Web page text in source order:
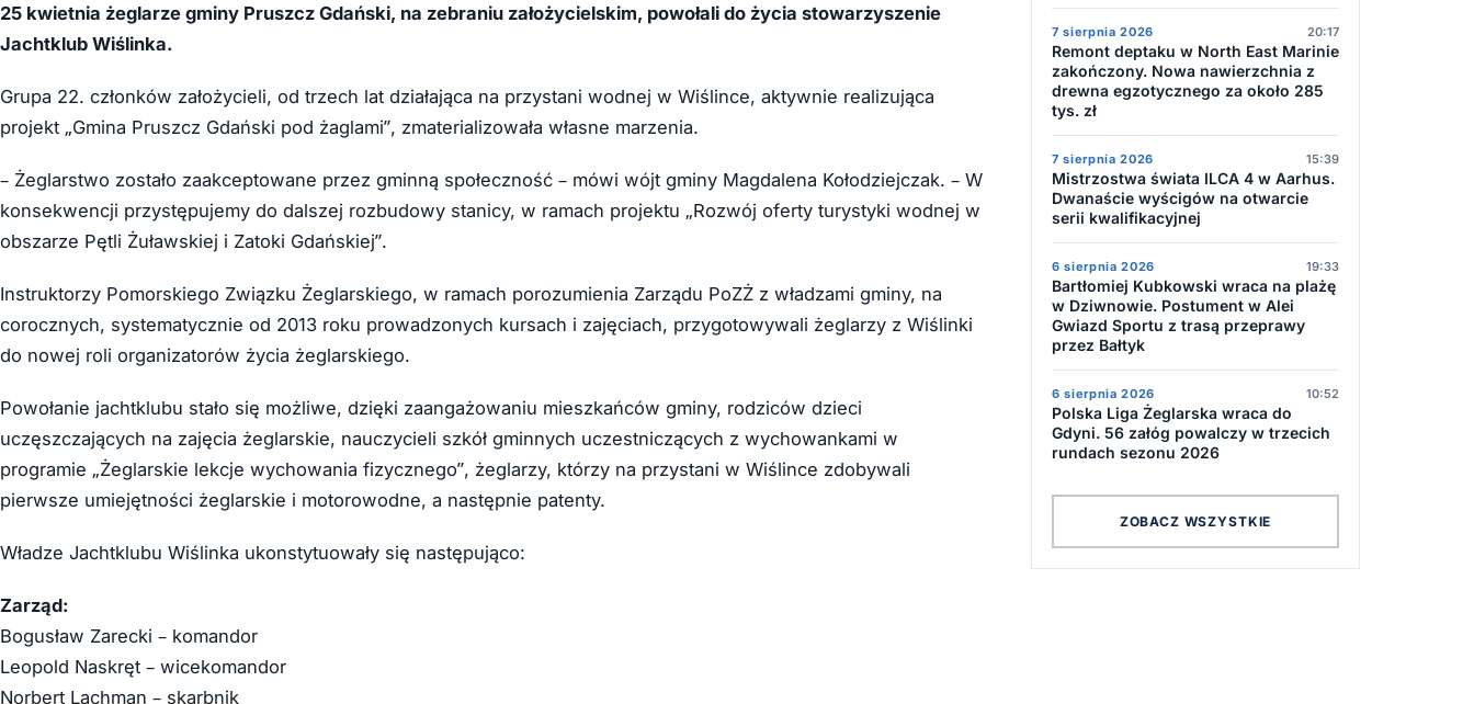
25 kwietnia żeglarze gminy Pruszcz Gdański, na zebraniu założycielskim, powołali do życia stowarzyszenie
Jachtklub Wiślinka.
Grupa 22. członków założycieli, od trzech lat działająca na przystani wodnej w Wiślince, aktywnie realizująca
projekt „Gmina Pruszcz Gdański pod żaglami”, zmaterializowała własne marzenia.
– Żeglarstwo zostało zaakceptowane przez gminną społeczność – mówi wójt gminy Magdalena Kołodziejczak. – W
konsekwencji przystępujemy do dalszej rozbudowy stanicy, w ramach projektu „Rozwój oferty turystyki wodnej w
obszarze Pętli Żuławskiej i Zatoki Gdańskiej”.
Instruktorzy Pomorskiego Związku Żeglarskiego, w ramach porozumienia Zarządu PoZŻ z władzami gminy, na
corocznych, systematycznie od 2013 roku prowadzonych kursach i zajęciach, przygotowywali żeglarzy z Wiślinki
do nowej roli organizatorów życia żeglarskiego.
Powołanie jachtklubu stało się możliwe, dzięki zaangażowaniu mieszkańców gminy, rodziców dzieci
uczęszczających na zajęcia żeglarskie, nauczycieli szkół gminnych uczestniczących z wychowankami w
programie „Żeglarskie lekcje wychowania fizycznego”, żeglarzy, którzy na przystani w Wiślince zdobywali
pierwsze umiejętności żeglarskie i motorowodne, a następnie patenty.
Władze Jachtklubu Wiślinka ukonstytuowały się następująco:
Zarząd:
Bogusław Zarecki – komandor
Leopold Naskręt – wicekomandor
Norbert Lachman – skarbnik
7 sierpnia 2026 20:17
Remont deptaku w North East Marinie
zakończony. Nowa nawierzchnia z
drewna egzotycznego za około 285
tys. zł
7 sierpnia 2026 15:39
Mistrzostwa świata ILCA 4 w Aarhus.
Dwanaście wyścigów na otwarcie
serii kwalifikacyjnej
6 sierpnia 2026 19:33
Bartłomiej Kubkowski wraca na plażę
w Dziwnowie. Postument w Alei
Gwiazd Sportu z trasą przeprawy
przez Bałtyk
6 sierpnia 2026 10:52
Polska Liga Żeglarska wraca do
Gdyni. 56 załóg powalczy w trzecich
rundach sezonu 2026
ZOBACZ WSZYSTKIE